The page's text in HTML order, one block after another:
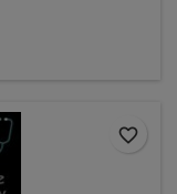
favorite_border